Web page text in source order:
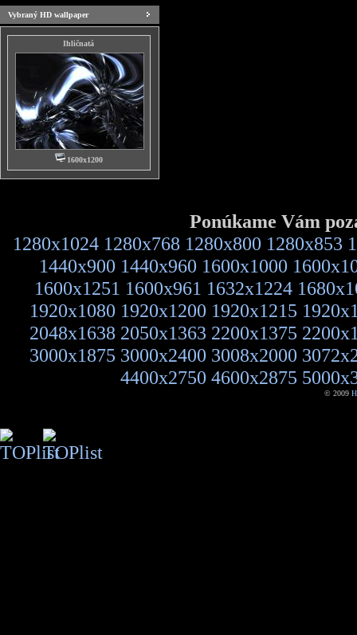
Vybraný HD wallpaper
Ihličnatá
1600x1200
Ponúkame Vám
1280x1024 1280x768 1280x800 1280x853
1440x900 1440x960 1600x1000
1600x1251 1600x961 1632x1224
1920x1080 1920x1200 1920x1215
2048x1638 2050x1363 2200x1375
3000x1875 3000x2400 3008x2000
4400x2750 4600x2875
© 2009